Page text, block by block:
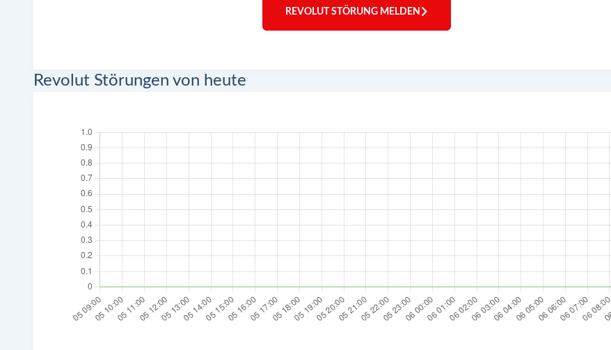
REVOLUT STÖRUNG MELDEN
Revolut Störungen von heute